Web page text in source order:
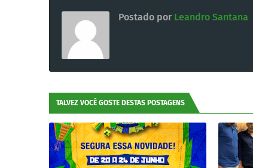
Postado por Leandro Santana
TALVEZ VOCÊ GOSTE DESTAS POSTAGENS